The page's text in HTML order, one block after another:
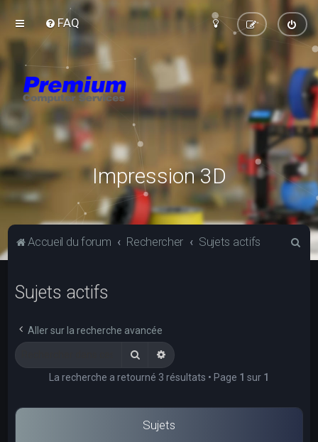
FAQ
Impression 3D
Accueil du forum Rechercher Sujets actifs
Sujets actifs
Aller sur la recherche avancée
RechercherRecherche avancée
La recherche a retourné 3 résultats • Page 1 sur 1
Sujets